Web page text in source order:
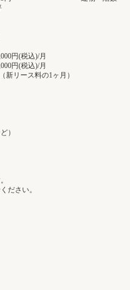
円(税込)/月
円(税込)/月
新リース料の1ヶ月）
）
ださい。